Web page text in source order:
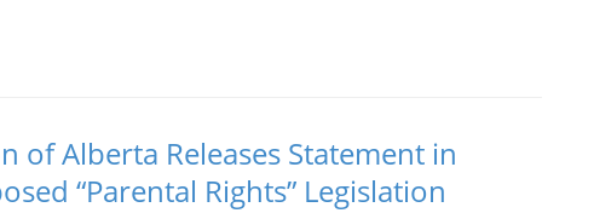
of Alberta Releases Statement in
“Parental Rights” Legislation